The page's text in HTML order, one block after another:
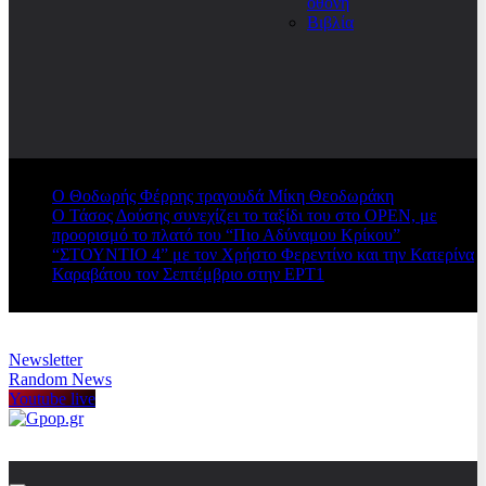
Βιβλία
Ο Θοδωρής Φέρρης τραγουδά Μίκη Θεοδωράκη
Ο Τάσος Δούσης συνεχίζει το ταξίδι του στο OPEN, με
προορισμό το πλατό του “Πιο Αδύναμου Κρίκου”
“ΣΤΟΥΝΤΙΟ 4” με τον Χρήστο Φερεντίνο και την Κατερίνα
Καραβάτου τον Σεπτέμβριο στην ΕΡΤ1
Newsletter
Random News
Youtube live